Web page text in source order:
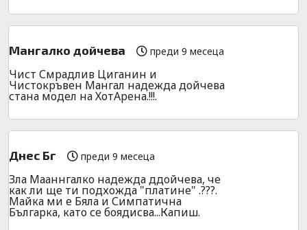
Мангалко дойчева преди 9 месеца
Чист Смрадлив Циганин и
Чистокръвен Мангал надежда дойчева
стана модел на ХотАрена.!!!.
Днес Бг преди 9 месеца
Зла Мааннгалко надежда ддойчева, че
как ли ще ти подхожда "платине" .???.
Майка ми е Бяла и Симпатична
Българка, като се боядисва...Капиш.